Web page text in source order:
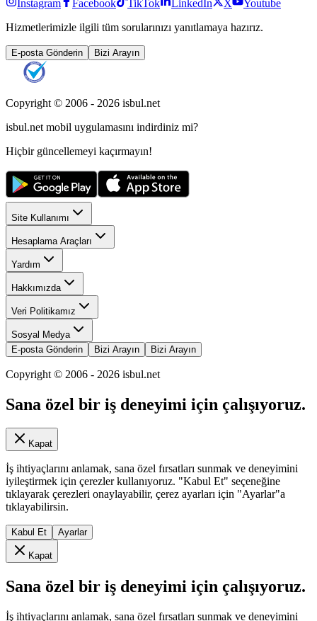
Instagram Facebook TikTok LinkedIn X
Youtube
Hizmetlerimizle ilgili tüm sorularınızı yanıtlamaya hazırız.
E-posta Gönderin Bizi Arayın
Copyright © 2006 - 2026 isbul.net
isbul.net mobil uygulamasını indirdiniz mi?
Hiçbir güncellemeyi kaçırmayın!
Site Kullanımı
Hesaplama Araçları
Yardım
Hakkımızda
Veri Politikamız
Sosyal Medya
E-posta Gönderin
Bizi Arayın Bizi Arayın
Copyright © 2006 - 2026 isbul.net
Sana özel bir iş deneyimi için çalışıyoruz.
Kapat
İş ihtiyaçlarını anlamak, sana özel fırsatları sunmak ve deneyimini
iyileştirmek için çerezler kullanıyoruz. "Kabul Et" seçeneğine
tıklayarak çerezleri onaylayabilir, çerez ayarları için "Ayarlar"a
tıklayabilirsin.
Kabul Et Ayarlar
Kapat
Sana özel bir iş deneyimi için çalışıyoruz.
İş ihtiyaçlarını anlamak, sana özel fırsatları sunmak ve deneyimini